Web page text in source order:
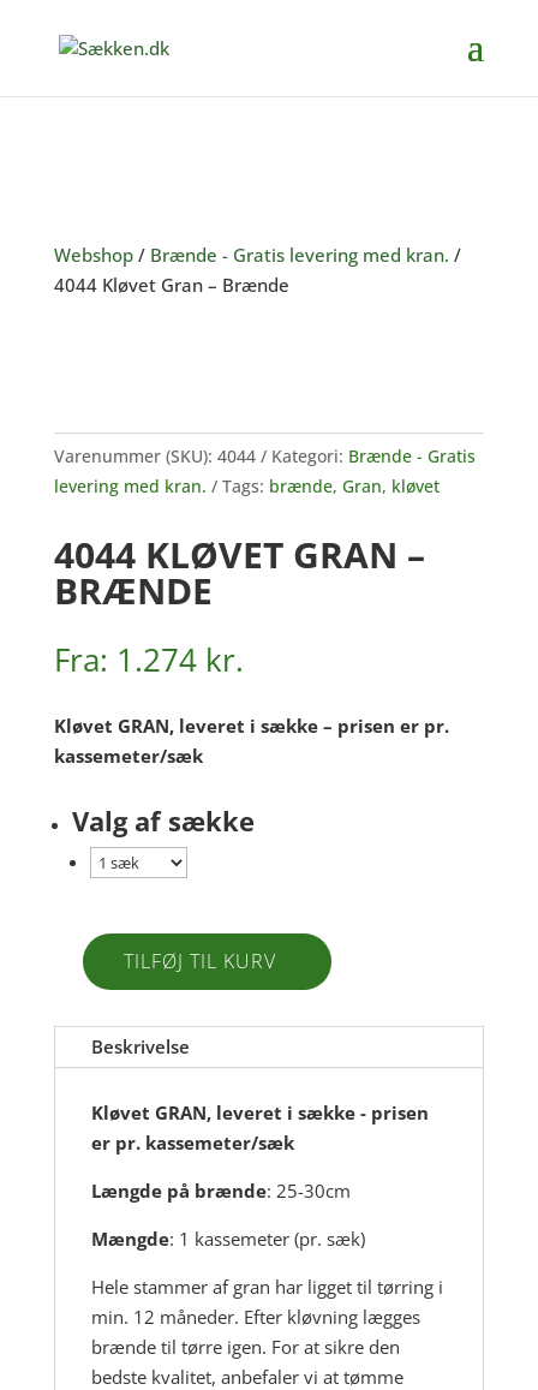
Webshop/ Brænde - Gratis levering med kran. /
4044 Kløvet Gran – Brænde
Varenummer (SKU): 4044 Kategori: Brænde - Gratis
levering med kran.
Tags: brænde, Gran, kløvet
4044 KLØVET GRAN –
BRÆNDE
Fra: 1.274 kr.
Kløvet GRAN, leveret i sække – prisen er pr.
kassemeter/sæk
Valg af sække
4044
Gran
-
antal
TILFØJ TIL KURV
Beskrivelse
Kløvet GRAN, leveret i sække - prisen
er pr. kassemeter/sæk
Længde på brænde: 25-30cm
Mængde: 1 kassemeter (pr. sæk)
Hele stammer af gran har ligget til tørring i
min. 12 måneder. Efter kløvning lægges
brænde til tørre igen. For at sikre den
bedste kvalitet, anbefaler vi at tømme